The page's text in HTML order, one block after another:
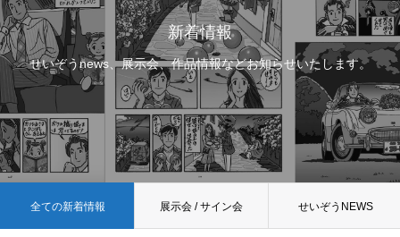
新着情報
せいぞうnews、展示会、作品情報などお知らせいたします。
全ての新着情報 展示会 / サイン会 せいぞうNEWS